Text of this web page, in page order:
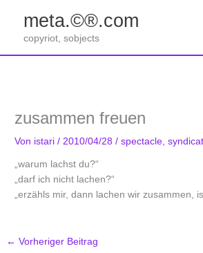
springen
meta.©®.com
copyriot, sobjects
zusammen freuen
Von istari/ 2010/04/28/spectacle ,
„warum lachst du?“
„darf ich nicht lachen?“
„erzähls mir, dann lachen wir zusammen,
← Vorheriger Beitrag